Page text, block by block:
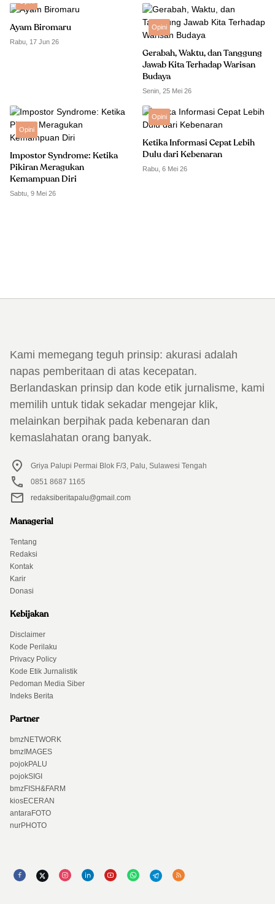
Opini
Ayam Biromaru
Rabu, 17 Jun 26
Opini
Gerabah, Waktu, dan Tanggung
Jawab Kita Terhadap Warisan
Budaya
Senin, 25 Mei 26
Opini
Impostor Syndrome: Ketika
Pikiran Meragukan
Kemampuan Diri
Sabtu, 9 Mei 26
Opini
Ketika Informasi Cepat Lebih
Dulu dari Kebenaran
Rabu, 6 Mei 26
Kami memegang teguh prinsip: akurasi adalah
napas pemberitaan di atas kecepatan.
Berlandaskan prinsip dan kode etik jurnalisme, kami
memilih untuk tidak sekadar mengejar klik,
melainkan berpihak pada kebenaran dan
kemaslahatan orang banyak.
Griya Palupi Permai Blok F/3, Palu, Sulawesi Tengah
0851 8687 1165
redaksiberitapalu@gmail.com
Managerial
Tentang
Redaksi
Kontak
Karir
Donasi
Kebijakan
Disclaimer
Kode Perilaku
Privacy Policy
Kode Etik Jurnalistik
Pedoman Media Siber
Indeks Berita
Partner
bmzNETWORK
bmzIMAGES
pojokPALU
pojokSIGI
bmzFISH&FARM
kiosECERAN
antaraFOTO
nurPHOTO